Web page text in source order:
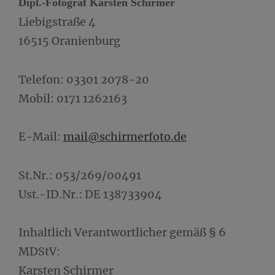
Dipl.-Fotograf Karsten Schirmer
Liebigstraße 4
16515 Oranienburg
Telefon: 03301 2078-20
Mobil: 0171 1262163
E-Mail: mail@schirmerfoto.de
St.Nr.: 053/269/00491
Ust.-ID.Nr.: DE 138733904
Inhaltlich Verantwortlicher gemäß § 6
MDStV:
Karsten Schirmer